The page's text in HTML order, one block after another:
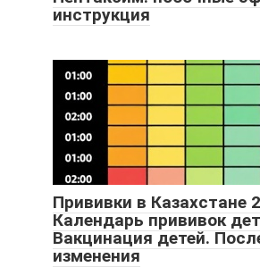
инструкция
Прививки в Казахстане
Календарь прививок
Вакцинация детей.
изменения